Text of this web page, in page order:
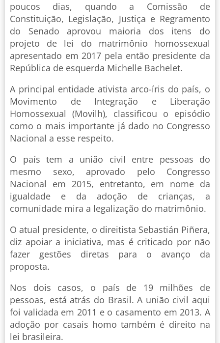
poucos dias, quando a Comissão de
Constituição, Legislação, Justiça e Regramento
do Senado aprovou maioria dos itens do
projeto de lei do matrimônio homossexual
apresentado em 2017 pela então presidente da
República de esquerda Michelle Bachelet.
A principal entidade ativista arco-íris do país, o
Movimento de Integração e Liberação
Homossexual (Movilh), classificou o episódio
como o mais importante já dado no Congresso
Nacional a esse respeito.
O país tem a união civil entre pessoas do
mesmo sexo, aprovado pelo Congresso
Nacional em 2015, entretanto, em nome da
igualdade e da adoção de crianças, a
comunidade mira a legalização do matrimônio.
O atual presidente, o direitista Sebastián Piñera,
diz apoiar a iniciativa, mas é criticado por não
fazer gestões diretas para o avanço da
proposta.
Nos dois casos, o país de 19 milhões de
pessoas, está atrás do Brasil. A união civil aqui
foi validada em 2011 e o casamento em 2013. A
adoção por casais homo também é direito na
lei brasileira.